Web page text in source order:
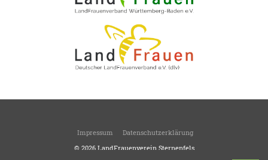
Impressum
Datenschutzerklärung
© 2026 LandFrauenverein Sternenfels